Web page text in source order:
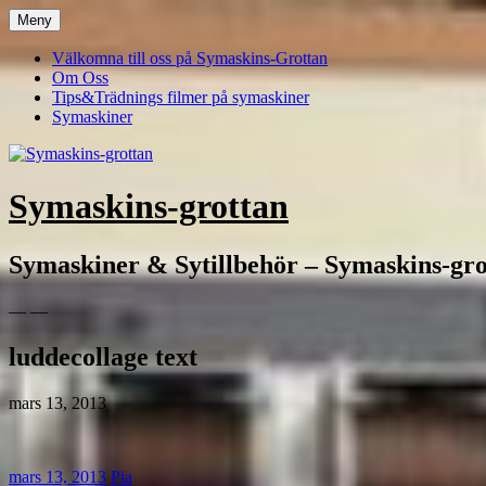
Hoppa
till
innehåll
Meny
Välkomna till oss på Symaskins-Grottan
Om Oss
Tips&Trädnings filmer på symaskiner
Symaskiner
Symaskins-grottan
Symaskiner & Sytillbehör – Symaskins-
— —
luddecollage text
mars 13, 2013
mars 13, 2013 Pia